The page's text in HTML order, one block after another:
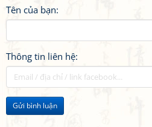
Tên của bạn:
Thông tin liên hệ:
Gửi bình luận